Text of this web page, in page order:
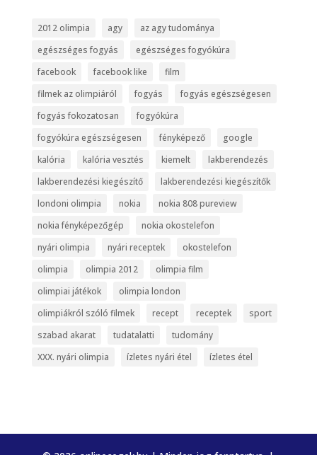
2012 olimpia agy
az agy tudománya
egészséges fogyás
egészséges fogyókúra
facebook
facebook like
film
filmek az olimpiáról
fogyás
fogyás egészségesen
fogyás fokozatosan
fogyókúra
fogyókúra egészségesen
fényképező
google
kalória
kalória vesztés kiemelt
lakberendezés
lakberendezési kiegészítő
lakberendezési kiegészítők
londoni olimpia
nokia
nokia 808 pureview
nokia fényképezőgép
nokia okostelefon
nyári olimpia
nyári receptek
okostelefon
olimpia
olimpia 2012
olimpia film
olimpiai játékok
olimpia london
olimpiákról szóló filmek
recept receptek
sport
szabad akarat
tudatalatti
tudomány
XXX. nyári olimpia
ízletes nyári étel ízletes étel